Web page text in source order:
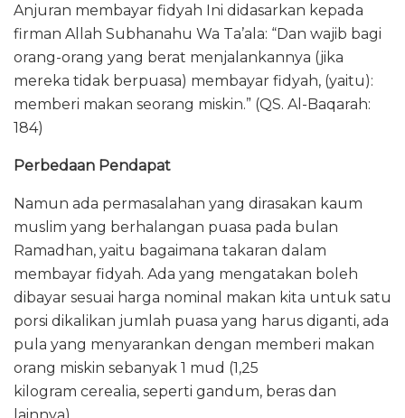
Anjuran membayar fidyah Ini didasarkan kepada
firman Allah Subhanahu Wa Ta’ala: “Dan wajib bagi
orang-orang yang berat menjalankannya (jika
mereka tidak berpuasa) membayar fidyah, (yaitu):
memberi makan seorang miskin.” (QS. Al-Baqarah:
184)
Perbedaan Pendapat
Namun ada permasalahan yang dirasakan kaum
muslim yang berhalangan puasa pada bulan
Ramadhan, yaitu bagaimana takaran dalam
membayar fidyah. Ada yang mengatakan boleh
dibayar sesuai harga nominal makan kita untuk satu
porsi dikalikan jumlah puasa yang harus diganti, ada
pula yang menyarankan dengan memberi makan
orang miskin sebanyak 1 mud (1,25
kilogram cerealia, seperti gandum, beras dan